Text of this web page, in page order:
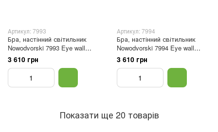
Артикул: 7993
Бра, настінний світильник
Nowodvorski 7993 Eye wall
GU10 2x10W IP20 Wh
3 610 грн
Артикул: 7994
Бра, настінний світильник
Nowodvorski 7994 Eye wall
GU10 2x10W IP20 Bl
3 610 грн
Показати ще 20 товарів